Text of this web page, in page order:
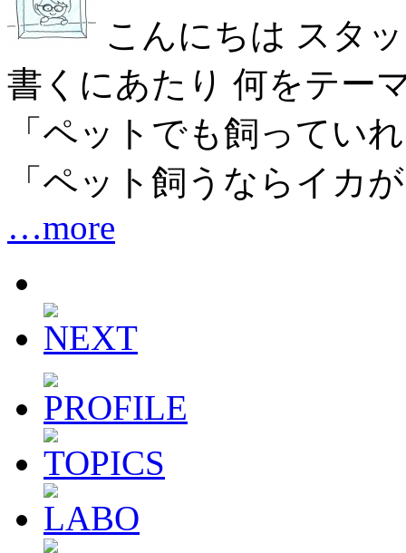
こんにちは スタ
書くにあたり 何をテー
「ペットでも飼ってい
「ペット飼うならイカ
…more